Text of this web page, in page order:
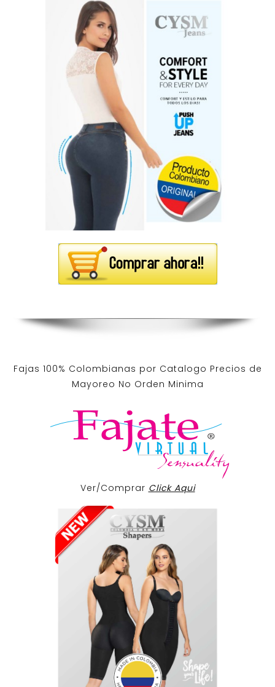
Fajas 100% Colombianas por Catalogo Precios de
Mayoreo No Orden Minima
Ver/Comprar Click Aqui